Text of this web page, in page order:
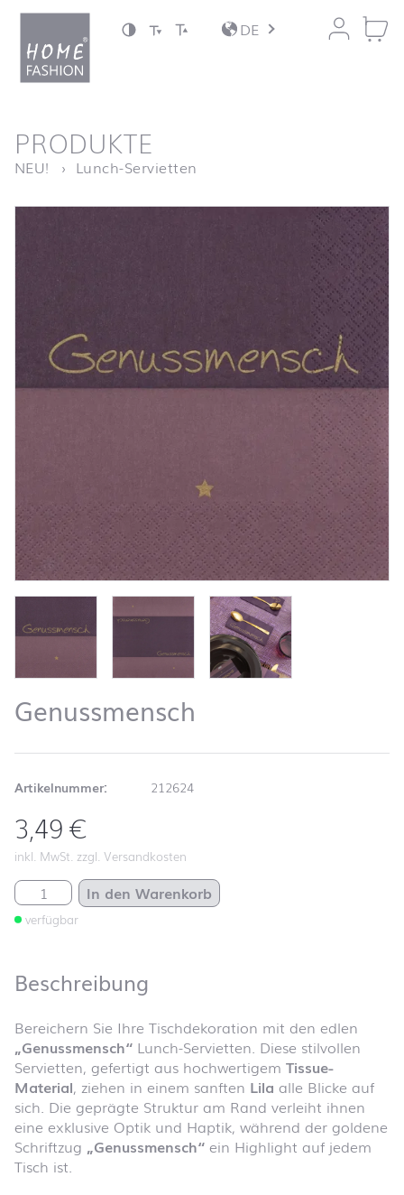
Zum Inhalt springen
DE
Startseite
PRODUKTE
NEU! Lunch-Servietten
Genussmensch
Artikelnummer: 212624
3,49€
inkl. MwSt. zzgl. Versandkosten
Genussmensch Menge
verfügbar
In den Warenkorb
Beschreibung
Bereichern Sie Ihre Tischdekoration mit den edlen
„Genussmensch“ Lunch-Servietten. Diese stilvollen
Servietten, gefertigt aus hochwertigem Tissue-
Material, ziehen in einem sanften Lila alle Blicke auf
sich. Die geprägte Struktur am Rand verleiht ihnen
eine exklusive Optik und Haptik, während der goldene
Schriftzug „Genussmensch“ ein Highlight auf jedem
Tisch ist.